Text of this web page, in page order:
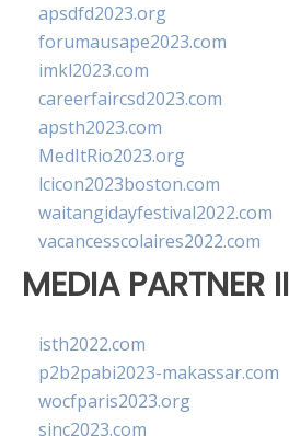
apsdfd2023.org
forumausape2023.com
imkl2023.com
careerfaircsd2023.com
apsth2023.com
MedItRio2023.org
lcicon2023boston.com
waitangidayfestival2022.com
vacancesscolaires2022.com
MEDIA PARTNER II
isth2022.com
p2b2pabi2023-makassar.com
wocfparis2023.org
sinc2023.com